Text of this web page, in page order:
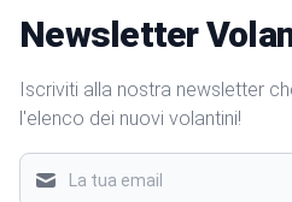
Newsletter
Iscriviti alla nostra newsletter
l'elenco dei nuovi volantini!